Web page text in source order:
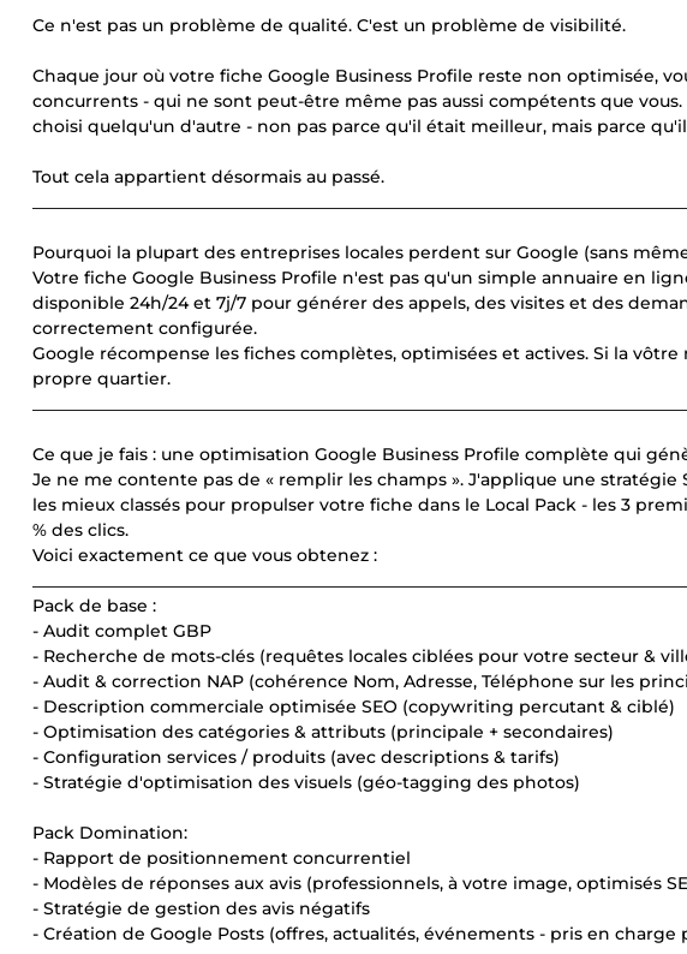
Ce n'est pas un problème de qualité. C'est un problème de visibilité.
Chaque jour où votre fiche Google Business Profile reste non optimisée,
concurrents - qui ne sont peut-être même pas aussi compétents que
choisi quelqu'un d'autre - non pas parce qu'il était meilleur, mais parce
Tout cela appartient désormais au passé.
Pourquoi la plupart des entreprises locales perdent sur Google (sans
Votre fiche Google Business Profile n'est pas qu'un simple annuaire en
disponible 24h/24 et 7j/7 pour générer des appels, des visites et des
correctement configurée.
Google récompense les fiches complètes, optimisées et actives. Si la
propre quartier.
Ce que je fais : une optimisation Google Business Profile complète qui
Je ne me contente pas de « remplir les champs ». J'applique une
les mieux classés pour propulser votre fiche dans le Local Pack - les 3
% des clics.
Voici exactement ce que vous obtenez :
Pack de base :
- Audit complet GBP
- Recherche de mots-clés (requêtes locales ciblées pour votre secteur &
- Audit & correction NAP (cohérence Nom, Adresse, Téléphone sur les
- Description commerciale optimisée SEO (copywriting percutant & ciblé)
- Optimisation des catégories & attributs (principale + secondaires)
- Configuration services / produits (avec descriptions & tarifs)
- Stratégie d'optimisation des visuels (géo-tagging des photos)
Pack Domination:
- Rapport de positionnement concurrentiel
- Modèles de réponses aux avis (professionnels, à votre image, optimisés
- Stratégie de gestion des avis négatifs
- Création de Google Posts (offres, actualités, événements - pris en charge